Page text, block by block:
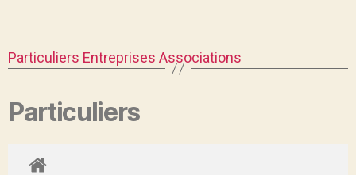
Particuliers Entreprises Associations
Particuliers